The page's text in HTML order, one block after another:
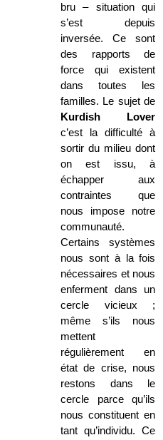
bru – situation qui
s’est depuis
inversée. Ce sont
des rapports de
force qui existent
dans toutes les
familles. Le sujet de
Kurdish Lover
c’est la difficulté à
sortir du milieu dont
on est issu, à
échapper aux
contraintes que
nous impose notre
communauté.
Certains systèmes
nous sont à la fois
nécessaires et nous
enferment dans un
cercle vicieux ;
même s’ils nous
mettent
régulièrement en
état de crise, nous
restons dans le
cercle parce qu’ils
nous constituent en
tant qu’individu. Ce